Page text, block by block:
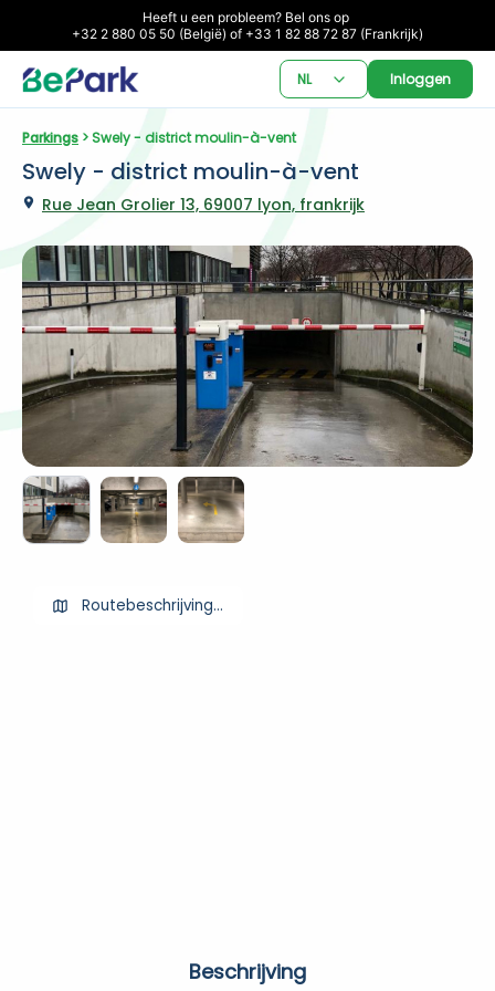
Heeft u een probleem? Bel ons op
+32 2 880 05 50 (België) of +33 1 82 88 72 87 (Frankrijk)
NL Inloggen
Parkings > Swely - district moulin-à-vent
Swely - district moulin-à-vent
Rue Jean Grolier 13, 69007 lyon, frankrijk
Routebeschrijving ophalen
Beschrijving